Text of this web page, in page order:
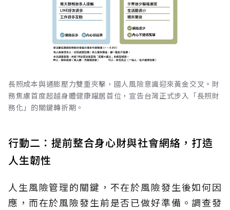
長照成本與通膨壓力雙重夾擊，國人風險意識迎來黃金交叉。財
務焦慮首度超越身體健康躍居首位，宣告台灣正式步入「長照財
務化」的關鍵轉折期。
行動二：提前整合身心財與社會網絡，打造
人生韌性
人生風險管理的關鍵，不在於風險發生後如何因
應，而在於風險發生前是否已做好準備。調查發